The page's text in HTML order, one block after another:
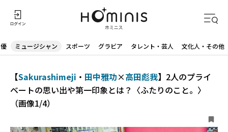
ミュージシャン スポーツ グラビア タレント・芸人 文化人・その他
【Sakurashimeji ・ 田中雅功×高田彪我】2人のプライ
ベートの思い出や第一印象とは？〈ふたりのこと。〉
（画像1/4）